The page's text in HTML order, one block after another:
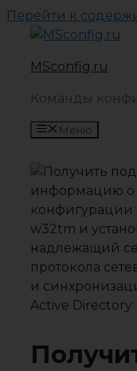
Перейти к
MSconfig.ru
Команды
Меню